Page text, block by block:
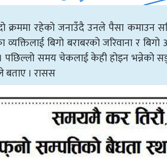
क्रममा रहेको जनाउँदै उनले पैसा कमाउन
व्यक्तिलाई बिगो बराबरको जरिवाना र
पछिल्लो समय चेकलाई केही होइन भन्नेको
। रासस